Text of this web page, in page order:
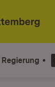
Regierung